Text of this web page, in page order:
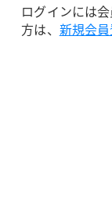
ログインには
方は、 新規会